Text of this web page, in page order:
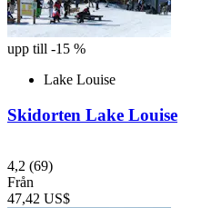
upp till -15 %
Lake Louise
Skidorten Lake Louise
4,2 (69)
Från
47,42 US$